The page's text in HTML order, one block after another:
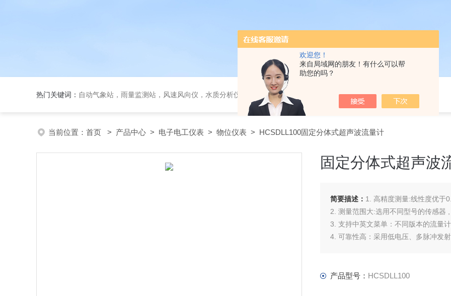
欢迎您！
来自局域网的朋友！有什么可以帮
助您的吗？
热门关键词： 自动气象站，雨量监测站，风速风向仪，水质分析仪，气体分析报警器，
当前位置： 首页 > 产品中心 > 电子电工仪表 > 物位仪表 > HCSDLL100固定分体式超声波流量计
固定分体式超声波
简要描述： 1. 高精度测量:线性度优于
2. 测量范围大:选用不同型号的传感器
3. 支持中英文菜单：不同版本的流量
4. 可靠性高：采用低电压、多脉冲发
产品型号： HCSDLL100